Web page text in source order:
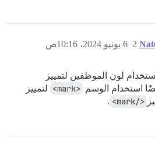
6 يونيو 2024، 10:16ص 2
لون الموظفين لتمييز
استخدام الوسم <mark>
لتمييز
</mark>
.